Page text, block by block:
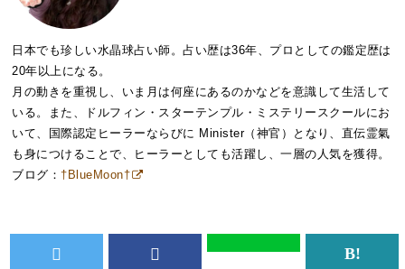
日本でも珍しい水晶球占い師。占い歴は36年、プロとしての鑑定歴は
20年以上になる。
月の動きを重視し、いま月は何座にあるのかなどを意識して生活して
いる。また、ドルフィン・スターテンプル・ミステリースクールにお
いて、国際認定ヒーラーならびに Minister（神官）となり、直伝霊氣
も身につけることで、ヒーラーとしても活躍し、一層の人気を獲得。
ブログ：†BlueMoon†